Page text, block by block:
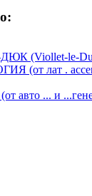
(Viollet-le-
(от лат .
авто ... и